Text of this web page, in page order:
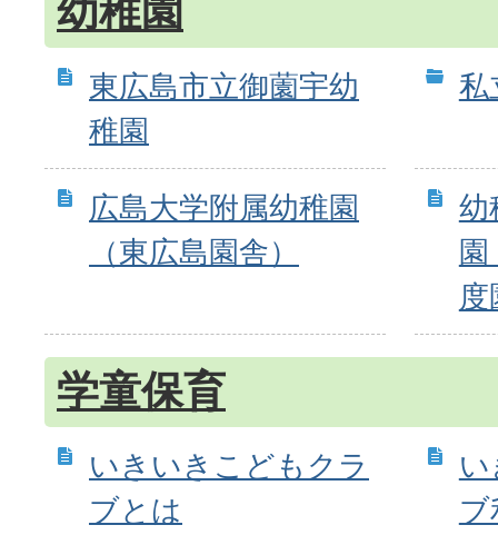
幼稚園
東広島市立御薗宇幼
稚園
私
広島大学附属幼稚園
（東広島園舎）
幼
学童保育
いきいきこどもクラ
ブとは